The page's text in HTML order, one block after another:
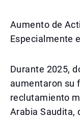
Aumento de
Especialmente
Durante 2025,
aumentaron su
reclutamiento
Arabia Saudita,